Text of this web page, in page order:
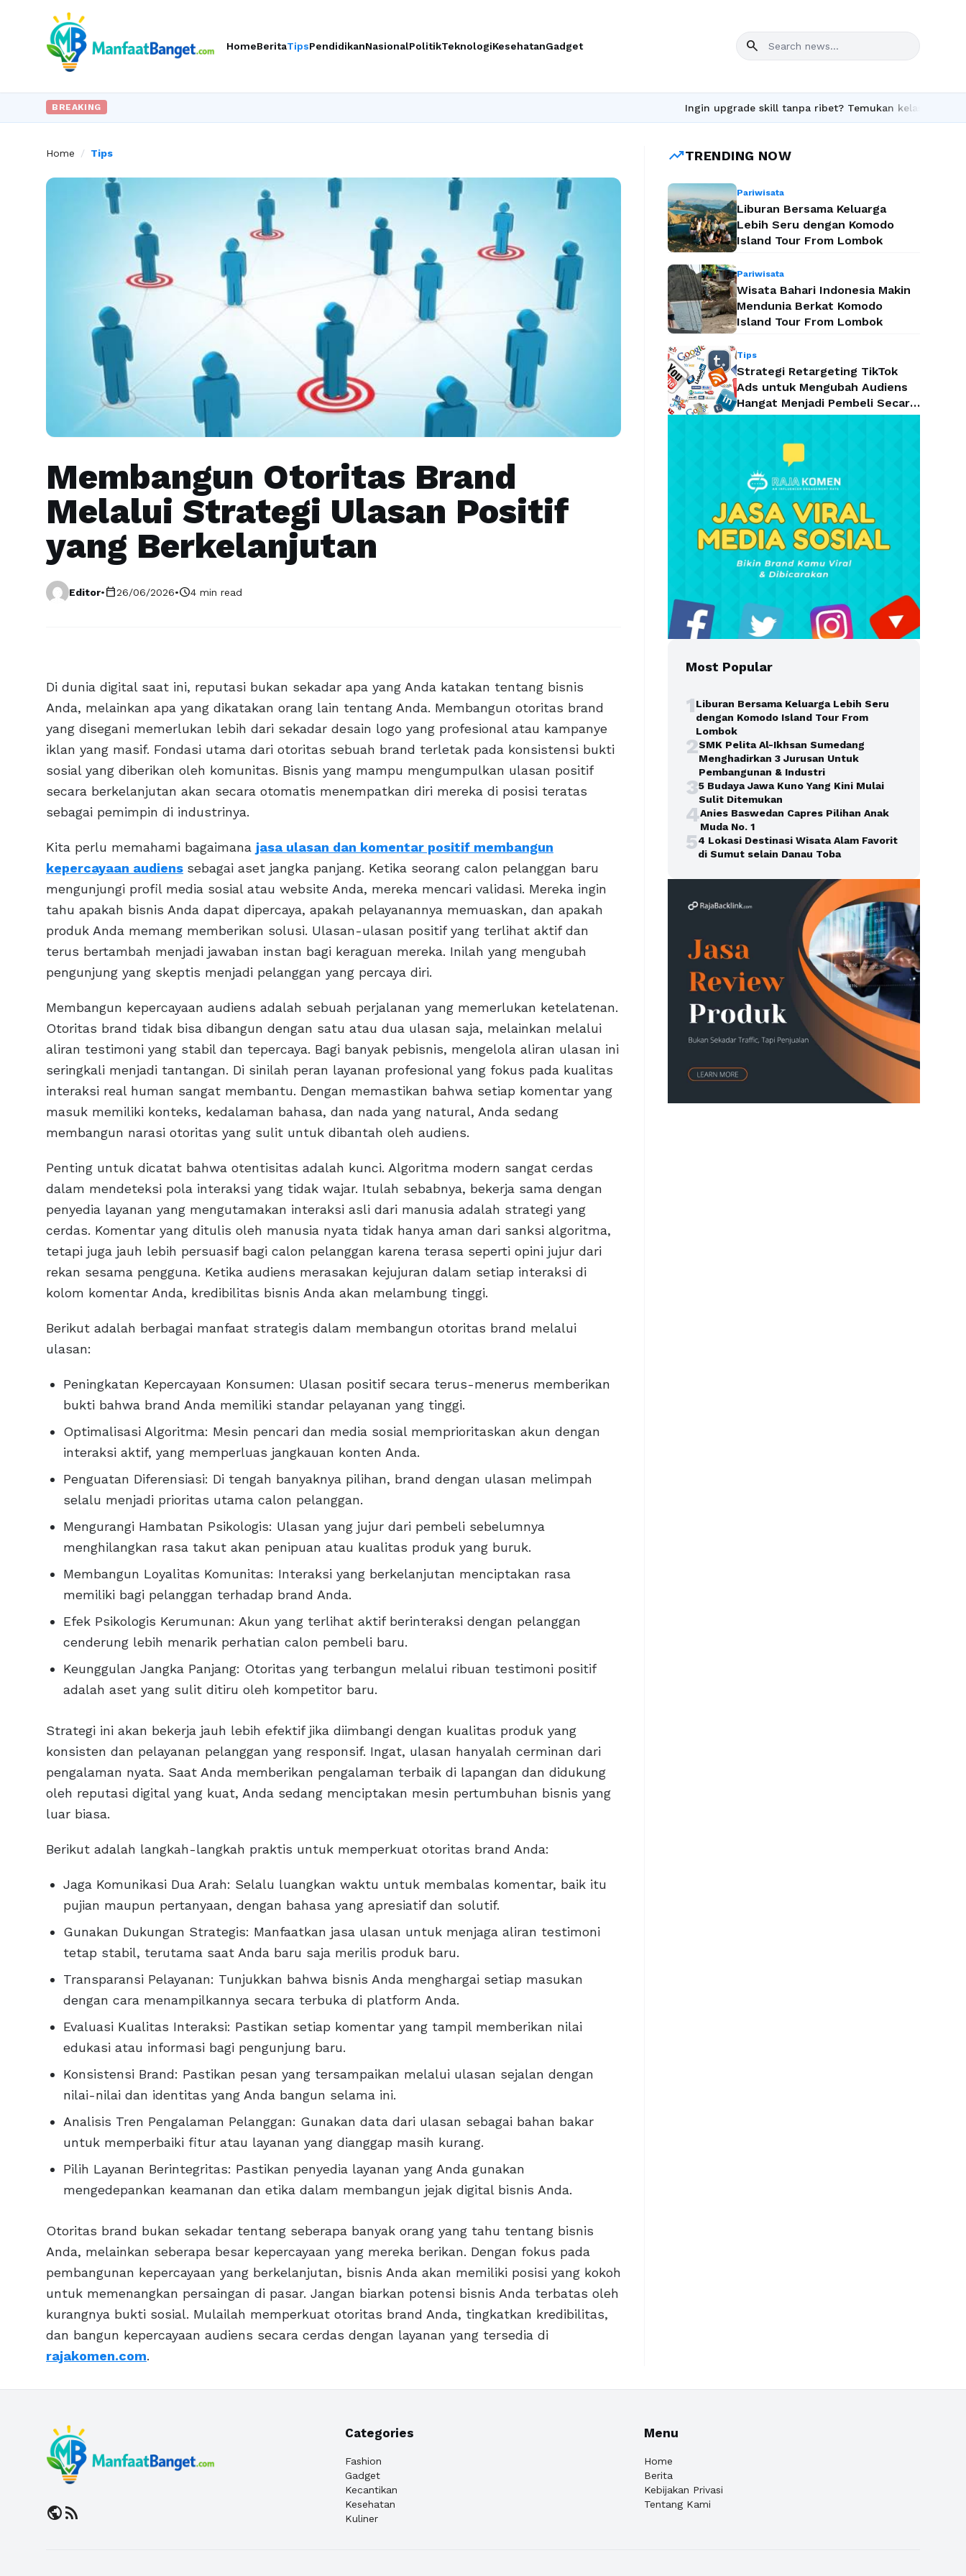
HomeBeritaTipsPendidikanNasionalPolitikTeknologiKesehatanGadget search
BREAKING Ingin upgrade skill tanpa ribet? Temukan kelas seru dan materi
Home / Tips
Membangun Otoritas Brand
Melalui Strategi Ulasan Positif
yang Berkelanjutan
Editor•calendar_today26/06/2026•schedule4 min read
Di dunia digital saat ini, reputasi bukan sekadar apa yang Anda katakan tentang bisnis
Anda, melainkan apa yang dikatakan orang lain tentang Anda. Membangun otoritas brand
yang disegani memerlukan lebih dari sekadar desain logo yang profesional atau kampanye
iklan yang masif. Fondasi utama dari otoritas sebuah brand terletak pada konsistensi bukti
sosial yang diberikan oleh komunitas. Bisnis yang mampu mengumpulkan ulasan positif
secara berkelanjutan akan secara otomatis menempatkan diri mereka di posisi teratas
sebagai pemimpin di industrinya.
Kita perlu memahami bagaimana jasa ulasan dan komentar positif membangun
kepercayaan audiens sebagai aset jangka panjang. Ketika seorang calon pelanggan baru
mengunjungi profil media sosial atau website Anda, mereka mencari validasi. Mereka ingin
tahu apakah bisnis Anda dapat dipercaya, apakah pelayanannya memuaskan, dan apakah
produk Anda memang memberikan solusi. Ulasan-ulasan positif yang terlihat aktif dan
terus bertambah menjadi jawaban instan bagi keraguan mereka. Inilah yang mengubah
pengunjung yang skeptis menjadi pelanggan yang percaya diri.
Membangun kepercayaan audiens adalah sebuah perjalanan yang memerlukan ketelatenan.
Otoritas brand tidak bisa dibangun dengan satu atau dua ulasan saja, melainkan melalui
aliran testimoni yang stabil dan tepercaya. Bagi banyak pebisnis, mengelola aliran ulasan ini
seringkali menjadi tantangan. Di sinilah peran layanan profesional yang fokus pada kualitas
interaksi real human sangat membantu. Dengan memastikan bahwa setiap komentar yang
masuk memiliki konteks, kedalaman bahasa, dan nada yang natural, Anda sedang
membangun narasi otoritas yang sulit untuk dibantah oleh audiens.
Penting untuk dicatat bahwa otentisitas adalah kunci. Algoritma modern sangat cerdas
dalam mendeteksi pola interaksi yang tidak wajar. Itulah sebabnya, bekerja sama dengan
penyedia layanan yang mengutamakan interaksi asli dari manusia adalah strategi yang
cerdas. Komentar yang ditulis oleh manusia nyata tidak hanya aman dari sanksi algoritma,
tetapi juga jauh lebih persuasif bagi calon pelanggan karena terasa seperti opini jujur dari
rekan sesama pengguna. Ketika audiens merasakan kejujuran dalam setiap interaksi di
kolom komentar Anda, kredibilitas bisnis Anda akan melambung tinggi.
Berikut adalah berbagai manfaat strategis dalam membangun otoritas brand melalui
ulasan:
Peningkatan Kepercayaan Konsumen: Ulasan positif secara terus-menerus memberikan
bukti bahwa brand Anda memiliki standar pelayanan yang tinggi.
Optimalisasi Algoritma: Mesin pencari dan media sosial memprioritaskan akun dengan
interaksi aktif, yang memperluas jangkauan konten Anda.
Penguatan Diferensiasi: Di tengah banyaknya pilihan, brand dengan ulasan melimpah
selalu menjadi prioritas utama calon pelanggan.
Mengurangi Hambatan Psikologis: Ulasan yang jujur dari pembeli sebelumnya
menghilangkan rasa takut akan penipuan atau kualitas produk yang buruk.
Membangun Loyalitas Komunitas: Interaksi yang berkelanjutan menciptakan rasa
memiliki bagi pelanggan terhadap brand Anda.
Efek Psikologis Kerumunan: Akun yang terlihat aktif berinteraksi dengan pelanggan
cenderung lebih menarik perhatian calon pembeli baru.
Keunggulan Jangka Panjang: Otoritas yang terbangun melalui ribuan testimoni positif
adalah aset yang sulit ditiru oleh kompetitor baru.
Strategi ini akan bekerja jauh lebih efektif jika diimbangi dengan kualitas produk yang
konsisten dan pelayanan pelanggan yang responsif. Ingat, ulasan hanyalah cerminan dari
pengalaman nyata. Saat Anda memberikan pengalaman terbaik di lapangan dan didukung
oleh reputasi digital yang kuat, Anda sedang menciptakan mesin pertumbuhan bisnis yang
luar biasa.
Berikut adalah langkah-langkah praktis untuk memperkuat otoritas brand Anda:
Jaga Komunikasi Dua Arah: Selalu luangkan waktu untuk membalas komentar, baik itu
pujian maupun pertanyaan, dengan bahasa yang apresiatif dan solutif.
Gunakan Dukungan Strategis: Manfaatkan jasa ulasan untuk menjaga aliran testimoni
tetap stabil, terutama saat Anda baru saja merilis produk baru.
Transparansi Pelayanan: Tunjukkan bahwa bisnis Anda menghargai setiap masukan
dengan cara menampilkannya secara terbuka di platform Anda.
Evaluasi Kualitas Interaksi: Pastikan setiap komentar yang tampil memberikan nilai
edukasi atau informasi bagi pengunjung baru.
Konsistensi Brand: Pastikan pesan yang tersampaikan melalui ulasan sejalan dengan
nilai-nilai dan identitas yang Anda bangun selama ini.
Analisis Tren Pengalaman Pelanggan: Gunakan data dari ulasan sebagai bahan bakar
untuk memperbaiki fitur atau layanan yang dianggap masih kurang.
Pilih Layanan Berintegritas: Pastikan penyedia layanan yang Anda gunakan
mengedepankan keamanan dan etika dalam membangun jejak digital bisnis Anda.
Otoritas brand bukan sekadar tentang seberapa banyak orang yang tahu tentang bisnis
Anda, melainkan seberapa besar kepercayaan yang mereka berikan. Dengan fokus pada
pembangunan kepercayaan yang berkelanjutan, bisnis Anda akan memiliki posisi yang kokoh
untuk memenangkan persaingan di pasar. Jangan biarkan potensi bisnis Anda terbatas oleh
kurangnya bukti sosial. Mulailah memperkuat otoritas brand Anda, tingkatkan kredibilitas,
dan bangun kepercayaan audiens secara cerdas dengan layanan yang tersedia di
rajakomen.com.
trending_upTRENDING NOW
Pariwisata
Liburan Bersama Keluarga
Lebih Seru dengan Komodo
Island Tour From Lombok
Pariwisata
Wisata Bahari Indonesia Makin
Mendunia Berkat Komodo
Island Tour From Lombok
Tips
Strategi Retargeting TikTok
Ads untuk Mengubah Audiens
Hangat Menjadi Pembeli Secara
Efektif
Most Popular
1Liburan Bersama Keluarga Lebih Seru
dengan Komodo Island Tour From
Lombok
2SMK Pelita Al-Ikhsan Sumedang
Menghadirkan 3 Jurusan Untuk
Pembangunan & Industri
35 Budaya Jawa Kuno Yang Kini Mulai
Sulit Ditemukan
4Anies Baswedan Capres Pilihan Anak
Muda No. 1
54 Lokasi Destinasi Wisata Alam Favorit
di Sumut selain Danau Toba
publicrss_feed
Categories
Fashion
Gadget
Kecantikan
Kesehatan
Kuliner
Menu
Home
Berita
Kebijakan Privasi
Tentang Kami